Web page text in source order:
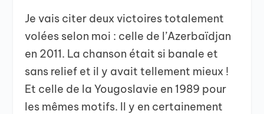
Je vais citer deux victoires totalement
volées selon moi : celle de l’Azerbaïdjan
en 2011. La chanson était si banale et
sans relief et il y avait tellement mieux !
Et celle de la Yougoslavie en 1989 pour
les mêmes motifs. Il y en certainement